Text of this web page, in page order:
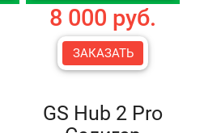
8 000 руб.
ЗАКАЗАТЬ
GS Hub 2 Pro